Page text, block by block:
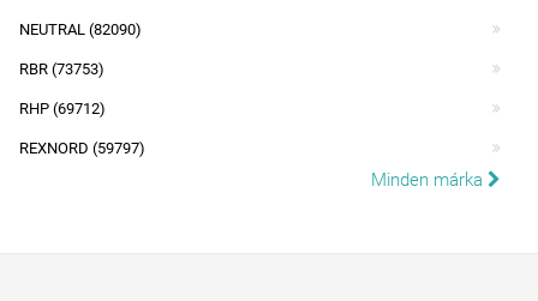
NEUTRAL (82090)
RBR (73753)
RHP (69712)
REXNORD (59797)
Minden márka